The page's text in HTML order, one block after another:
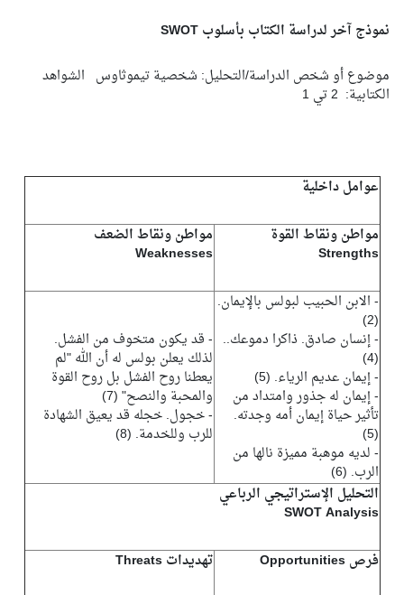
نموذج آخر لدراسة الكتاب بأسلوب SWOT
موضوع أو شخص الدراسة/التحليل: شخصية تيموثاوس الشواهد
الكتابية: 2 تي 1
عوامل داخلية
مواطن ونقاط القوة
Strengths
مواطن ونقاط الضعف
Weaknesses
- الابن الحبيب لبولس بالإيمان.
(2)
- إنسان صادق. ذاكرا دموعك..
(4)
- إيمان عديم الرياء. (5)
- إيمان له جذور وامتداد من
تأثير حياة إيمان أمه وجدته.
(5)
- لديه موهبة مميزة نالها من
الرب. (6)
- قد يكون متخوف من الفشل.
لذلك يعلن بولس له أن الله "لم
يعطنا روح الفشل بل روح القوة
والمحبة والنصح" (7)
- خجول. خجله قد يعيق الشهادة
للرب وللخدمة. (8)
التحليل الإستراتيجي الرباعي
SWOT Analysis
فرص Opportunities
تهديدات Threats